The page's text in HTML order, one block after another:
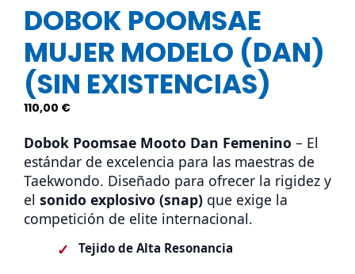
DOBOK POOMSAE
MUJER MODELO (DAN)
(SIN EXISTENCIAS)
110,00 €
Dobok Poomsae Mooto Dan Femenino – El
estándar de excelencia para las maestras de
Taekwondo. Diseñado para ofrecer la rigidez y
el sonido explosivo (snap) que exige la
competición de elite internacional.
✓
Tejido de Alta Resonancia